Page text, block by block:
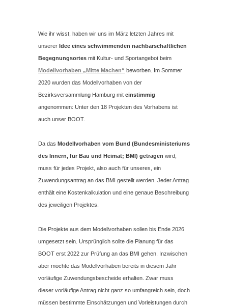
Wie ihr wisst, haben wir uns im März letzten Jahres mit
unserer Idee eines schwimmenden nachbarschaftlichen
Begegnungsortes mit Kultur- und Sportangebot beim
Modellvorhaben „Mitte Machen“ beworben. Im Sommer
2020 wurden das Modellvorhaben von der
Bezirksversammlung Hamburg mit einstimmig
angenommen: Unter den 18 Projekten des Vorhabens ist
auch unser BOOT.
Da das Modellvorhaben vom Bund (Bundesministeriums
des Innern, für Bau und Heimat; BMI) getragen wird,
muss für jedes Projekt, also auch für unseres, ein
Zuwendungsantrag an das BMI gestellt werden. Jeder Antrag
enthält eine Kostenkalkulation und eine genaue Beschreibung
des jeweiligen Projektes.
Die Projekte aus dem Modellvorhaben sollen bis Ende 2026
umgesetzt sein. Ursprünglich sollte die Planung für das
BOOT erst 2022 zur Prüfung an das BMI gehen. Inzwischen
aber möchte das Modellvorhaben bereits in diesem Jahr
vorläufige Zuwendungsbescheide erhalten. Zwar muss
dieser vorläufige Antrag nicht ganz so umfangreich sein, doch
müssen bestimmte Einschätzungen und Vorleistungen durch